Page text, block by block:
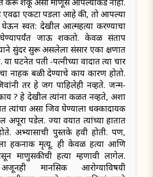
करू शकू असा माणूस आपल्याकडे नाही.
एकटा पडला आहे की, तो आपल्या
स्वत: देखील आत्महत्या करण्याचा
घेण्यापर्यंत जाऊ शकतो. केवळ संताप
सुंदर सुरू असलेला संसार एका क्षणात
या घटनेत पती -पत्नीच्या वादात त्या चार
नाहक बळी देण्याचे काय कारण होतो.
तर हे जग पाहिलेही नव्हते. जन्म-
? हे देखील त्यांना कळत नव्हते, अशा
त्यांचा असा जिव घेण्याला धक्कादायक
अपूरा पडेल. ज्या वयात त्यांच्या हातात
अभ्यासाची पुस्तके हवी होती. पण,
हकनाक मृत्यू. ही केवळ हत्या आणि
माणुसकीची हत्या म्हणावी लागेल.
मानसिक आरोग्याविषयी